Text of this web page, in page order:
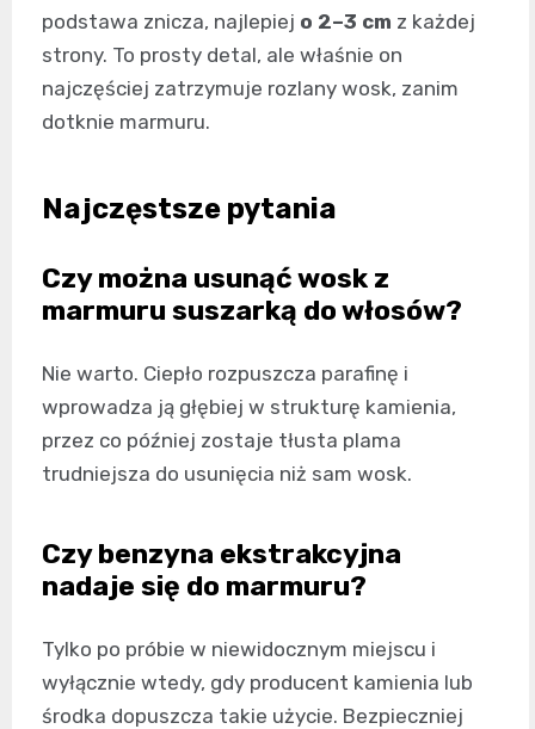
podstawa znicza, najlepiej o 2–3 cm z każdej
strony. To prosty detal, ale właśnie on
najczęściej zatrzymuje rozlany wosk, zanim
dotknie marmuru.
Najczęstsze pytania
Czy można usunąć wosk z
marmuru suszarką do włosów?
Nie warto. Ciepło rozpuszcza parafinę i
wprowadza ją głębiej w strukturę kamienia,
przez co później zostaje tłusta plama
trudniejsza do usunięcia niż sam wosk.
Czy benzyna ekstrakcyjna
nadaje się do marmuru?
Tylko po próbie w niewidocznym miejscu i
wyłącznie wtedy, gdy producent kamienia lub
środka dopuszcza takie użycie. Bezpieczniej